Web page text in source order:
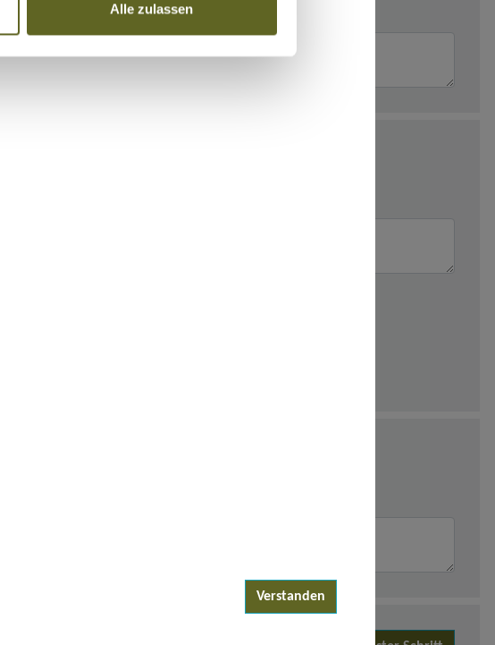
Alle zulassen
Verstanden